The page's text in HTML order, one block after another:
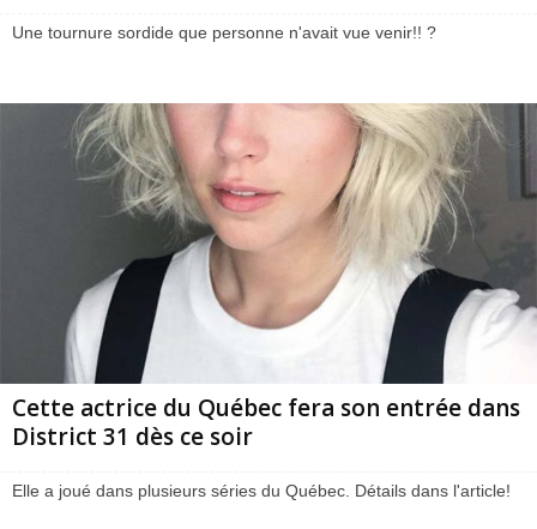
Une tournure sordide que personne n'avait vue venir!! ?
Cette actrice du Québec fera son entrée dans
District 31 dès ce soir
Elle a joué dans plusieurs séries du Québec. Détails dans l'article!